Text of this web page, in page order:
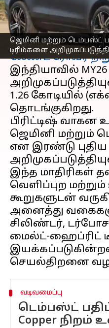
ஜெமினி மற்றும் டெம்பஸ்ட்
டிரிம்களை
எழுதியவர் Venkatalakshmi V
செய்தி முன்னோட்டம்
லேண்ட் ரோவர்
இந்தியாவில்
₹1.26 கோடியில்
தொடங்குகிறது.
பிரிட்டிஷ் வாகன
ஜெமினி மற்றும்
என இரண்டு புதிய
இந்த மாதிரிகள்
வெளிப்புற மற்றும்
கூறுகளுடன்
அனைத்து
சிலிண்டர்,
மைல்ட்-ஹைப்ரிட்
வடிவமைப்பு
டெம்பஸ்ட்
Copper நிறம்